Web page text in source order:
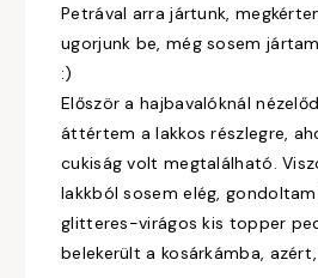
Petrával arra jártunk,
ugorjunk be, még sosem
:)
Először a hajbavalóknál
áttértem a lakkos részlegre,
cukiság volt megtalálható.
lakkból sosem elég,
glitteres-virágos kis topper
belekerült a kosárkámba,